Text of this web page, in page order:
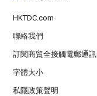
HKTDC.com
聯絡我們
訂閱商貿全接觸電郵通訊
字體大小
私隱政策聲明